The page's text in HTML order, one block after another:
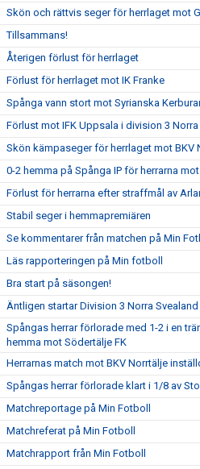
Skön och rättvis seger för herrlaget mot
Tillsammans!
Återigen förlust för herrlaget
Förlust för herrlaget mot IK Franke
Spånga vann stort mot Syrianska
Förlust mot IFK Uppsala i division 3 Norra
Skön kämpaseger för herrlaget mot BKV
0-2 hemma på Spånga IP för herrarna
Förlust för herrarna efter straffmål av
Stabil seger i hemmapremiären
Se kommentarer från matchen på Min
Läs rapporteringen på Min fotboll
Bra start på säsongen!
Äntligen startar Division 3 Norra
Spångas herrar förlorade med 1-2 i en
hemma mot Södertälje FK
Herrarnas match mot BKV Norrtälje
Spångas herrar förlorade klart i 1/8 av
Matchreportage på Min Fotboll
Matchreferat på Min Fotboll
Matchrapport från Min Fotboll